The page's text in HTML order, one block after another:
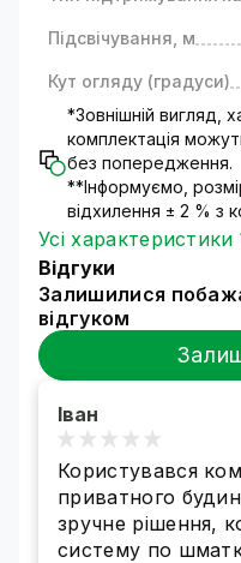
100% сумісність
пошуки
Можливість
комплектацію
пристрої,
монтажу.
Прості та
системи
меню
кількома мовами.
Безкоштовні
для віддаленого
до нього можна
сайті компанії
Як
4 камери?
Підсвічування, м
Кут огляду (градуси)
*Зовнішній вигляд,
комплектація
без попередження.
**Інформуємо,
відхилення ± 2 % з
Усі характеристики
Відгуки
Залишилися
відгуком
Іван
Користувався
приватного
зручне рішення,
систему по